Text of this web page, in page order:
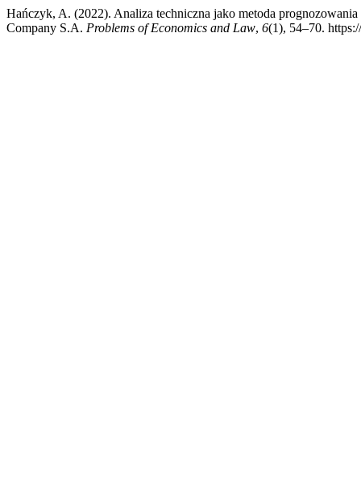
Hańczyk, A. (2022). Analiza techniczna jako metoda
Company S.A. Problems of Economics and Law, 6(1), 54–70.